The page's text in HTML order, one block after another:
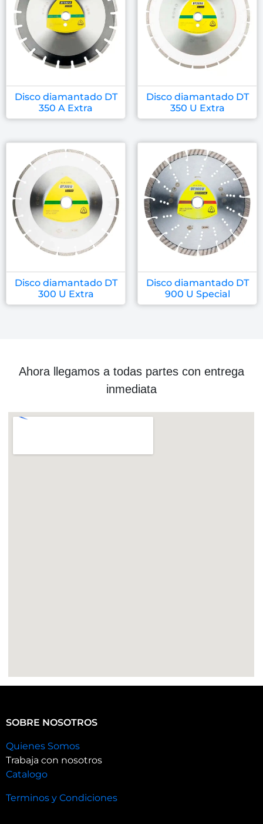
Disco diamantado DT
350 A Extra
Disco diamantado DT
350 U Extra
Disco diamantado DT
300 U Extra
Disco diamantado DT
900 U Special
Ahora llegamos a todas partes con entrega
inmediata
SOBRE NOSOTROS
Quienes Somos
Trabaja con nosotros
Catalogo
Terminos y Condiciones